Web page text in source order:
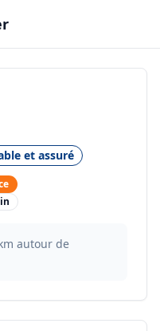
et assuré
autour de